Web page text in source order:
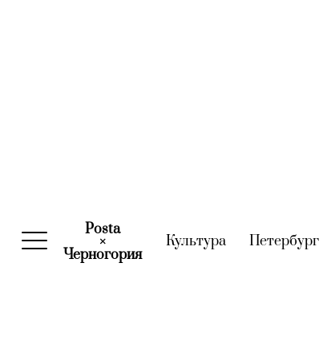
Posta
×
Черногория(current)
Культура(current)
Петербург